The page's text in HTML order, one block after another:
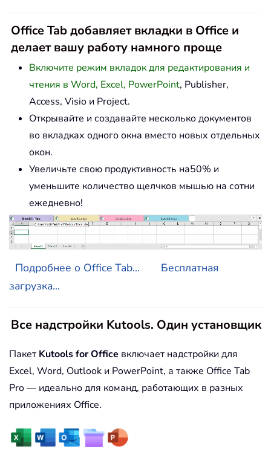
Office Tab добавляет вкладки в Office и
делает вашу работу намного проще
Включите режим вкладок для редактирования и
чтения в Word, Excel, PowerPoint, Publisher,
Access, Visio и Project.
Открывайте и создавайте несколько документов
во вкладках одного окна вместо новых отдельных
окон.
Увеличьте свою продуктивность на50% и
уменьшите количество щелчков мышью на сотни
ежедневно!
Подробнее о Office Tab...
Бесплатная
загрузка...
Все надстройки Kutools. Один установщик
Пакет Kutools for Office включает надстройки для
Excel, Word, Outlook и PowerPoint, а также Office Tab
Pro — идеально для команд, работающих в разных
приложениях Office.